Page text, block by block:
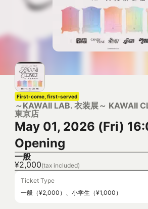
First-come, first-served
～KAWAII LAB. 衣装展～ KAWAII
東京店
May 01, 2026 (Fri)
Opening
一般
¥2,000(tax included)
Ticket Type
一般（¥2,000）、小学生（¥1,000）